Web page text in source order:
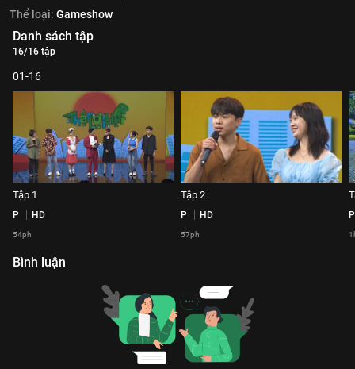
Thể loại: Gameshow
Danh sách tập
16/16 tập
01-16
Tập 1
P HD
54ph
Tập 2
P HD
57ph
P
Bình luận